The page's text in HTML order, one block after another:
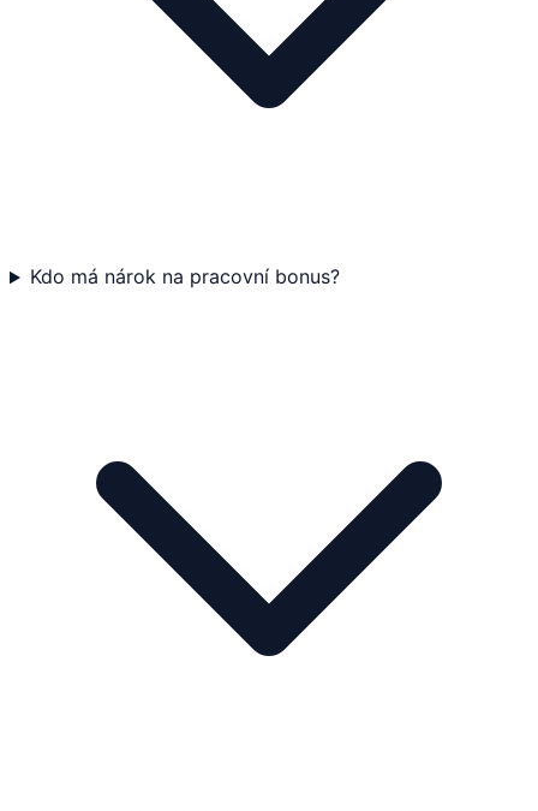
Kdo má nárok na pracovní bonus?